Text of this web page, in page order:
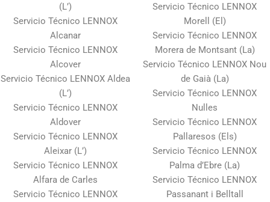
(L’)
Servicio Técnico LENNOX
Alcanar
Servicio Técnico LENNOX
Alcover
Servicio Técnico LENNOX Aldea
(L’)
Servicio Técnico LENNOX
Aldover
Servicio Técnico LENNOX
Aleixar (L’)
Servicio Técnico LENNOX
Alfara de Carles
Servicio Técnico LENNOX
Servicio Técnico LENNOX
Morell (El)
Servicio Técnico LENNOX
Morera de Montsant (La)
Servicio Técnico LENNOX Nou
de Gaià (La)
Servicio Técnico LENNOX
Nulles
Servicio Técnico LENNOX
Pallaresos (Els)
Servicio Técnico LENNOX
Palma d’Ebre (La)
Servicio Técnico LENNOX
Passanant i Belltall